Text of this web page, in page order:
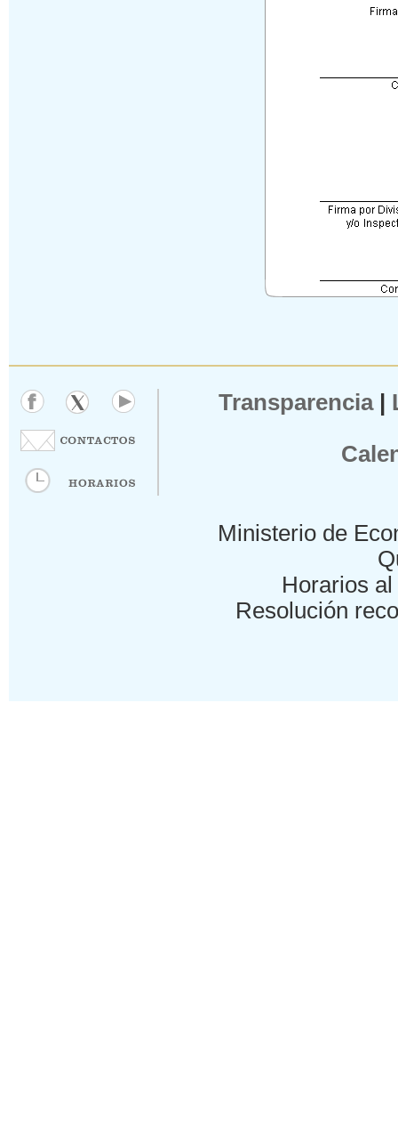
Transparencia|
Ministerio de
Horarios
Resolución